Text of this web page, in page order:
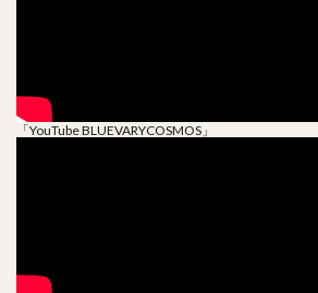
「YouTube BLUEVARYCOSMOS」